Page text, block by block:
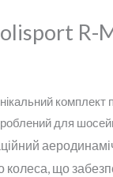
R-
комплект
для
що